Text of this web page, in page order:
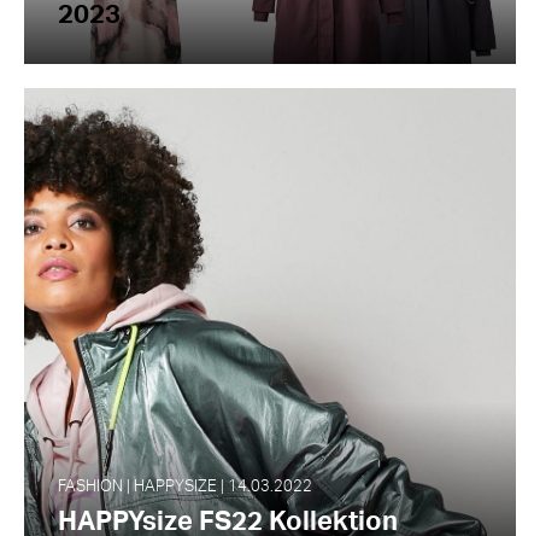
2023
FASHION | HAPPYSIZE | 14.03.2022
HAPPYsize FS22 Kollektion